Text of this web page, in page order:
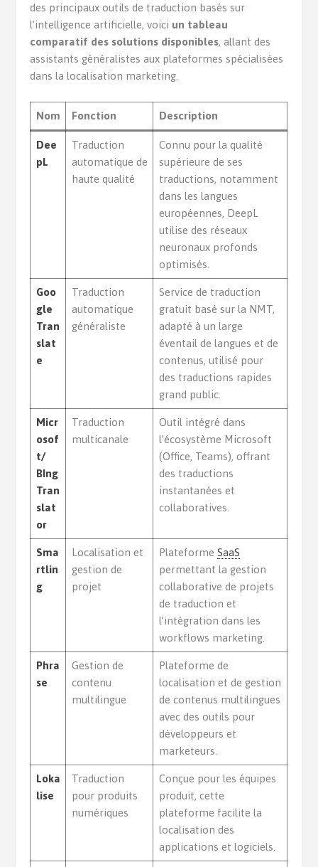
des principaux outils de traduction basés sur
l’intelligence artificielle, voici un tableau
comparatif des solutions disponibles, allant des
assistants généralistes aux plateformes spécialisées
dans la localisation marketing.
Nom Fonction Description
Dee
pL
Traduction
automatique de
haute qualité
Connu pour la qualité
supérieure de ses
traductions, notamment
dans les langues
européennes, DeepL
utilise des réseaux
neuronaux profonds
optimisés.
Goo
gle
Tran
slat
e
Traduction
automatique
généraliste
Service de traduction
gratuit basé sur la NMT,
adapté à un large
éventail de langues et de
contenus, utilisé pour
des traductions rapides
grand public.
Micr
osof
t/
BIng
Tran
slat
or
Traduction
multicanale
Outil intégré dans
l’écosystème Microsoft
(Office, Teams), offrant
des traductions
instantanées et
collaboratives.
Sma
rtlin
g
Localisation et
gestion de
projet
Plateforme SaaS
permettant la gestion
collaborative de projets
de traduction et
l’intégration dans les
workflows marketing.
Phra
se
Gestion de
contenu
multilingue
Plateforme de
localisation et de gestion
de contenus multilingues
avec des outils pour
développeurs et
marketeurs.
Loka
lise
Traduction
pour produits
numériques
Conçue pour les équipes
produit, cette
plateforme facilite la
localisation des
applications et logiciels.